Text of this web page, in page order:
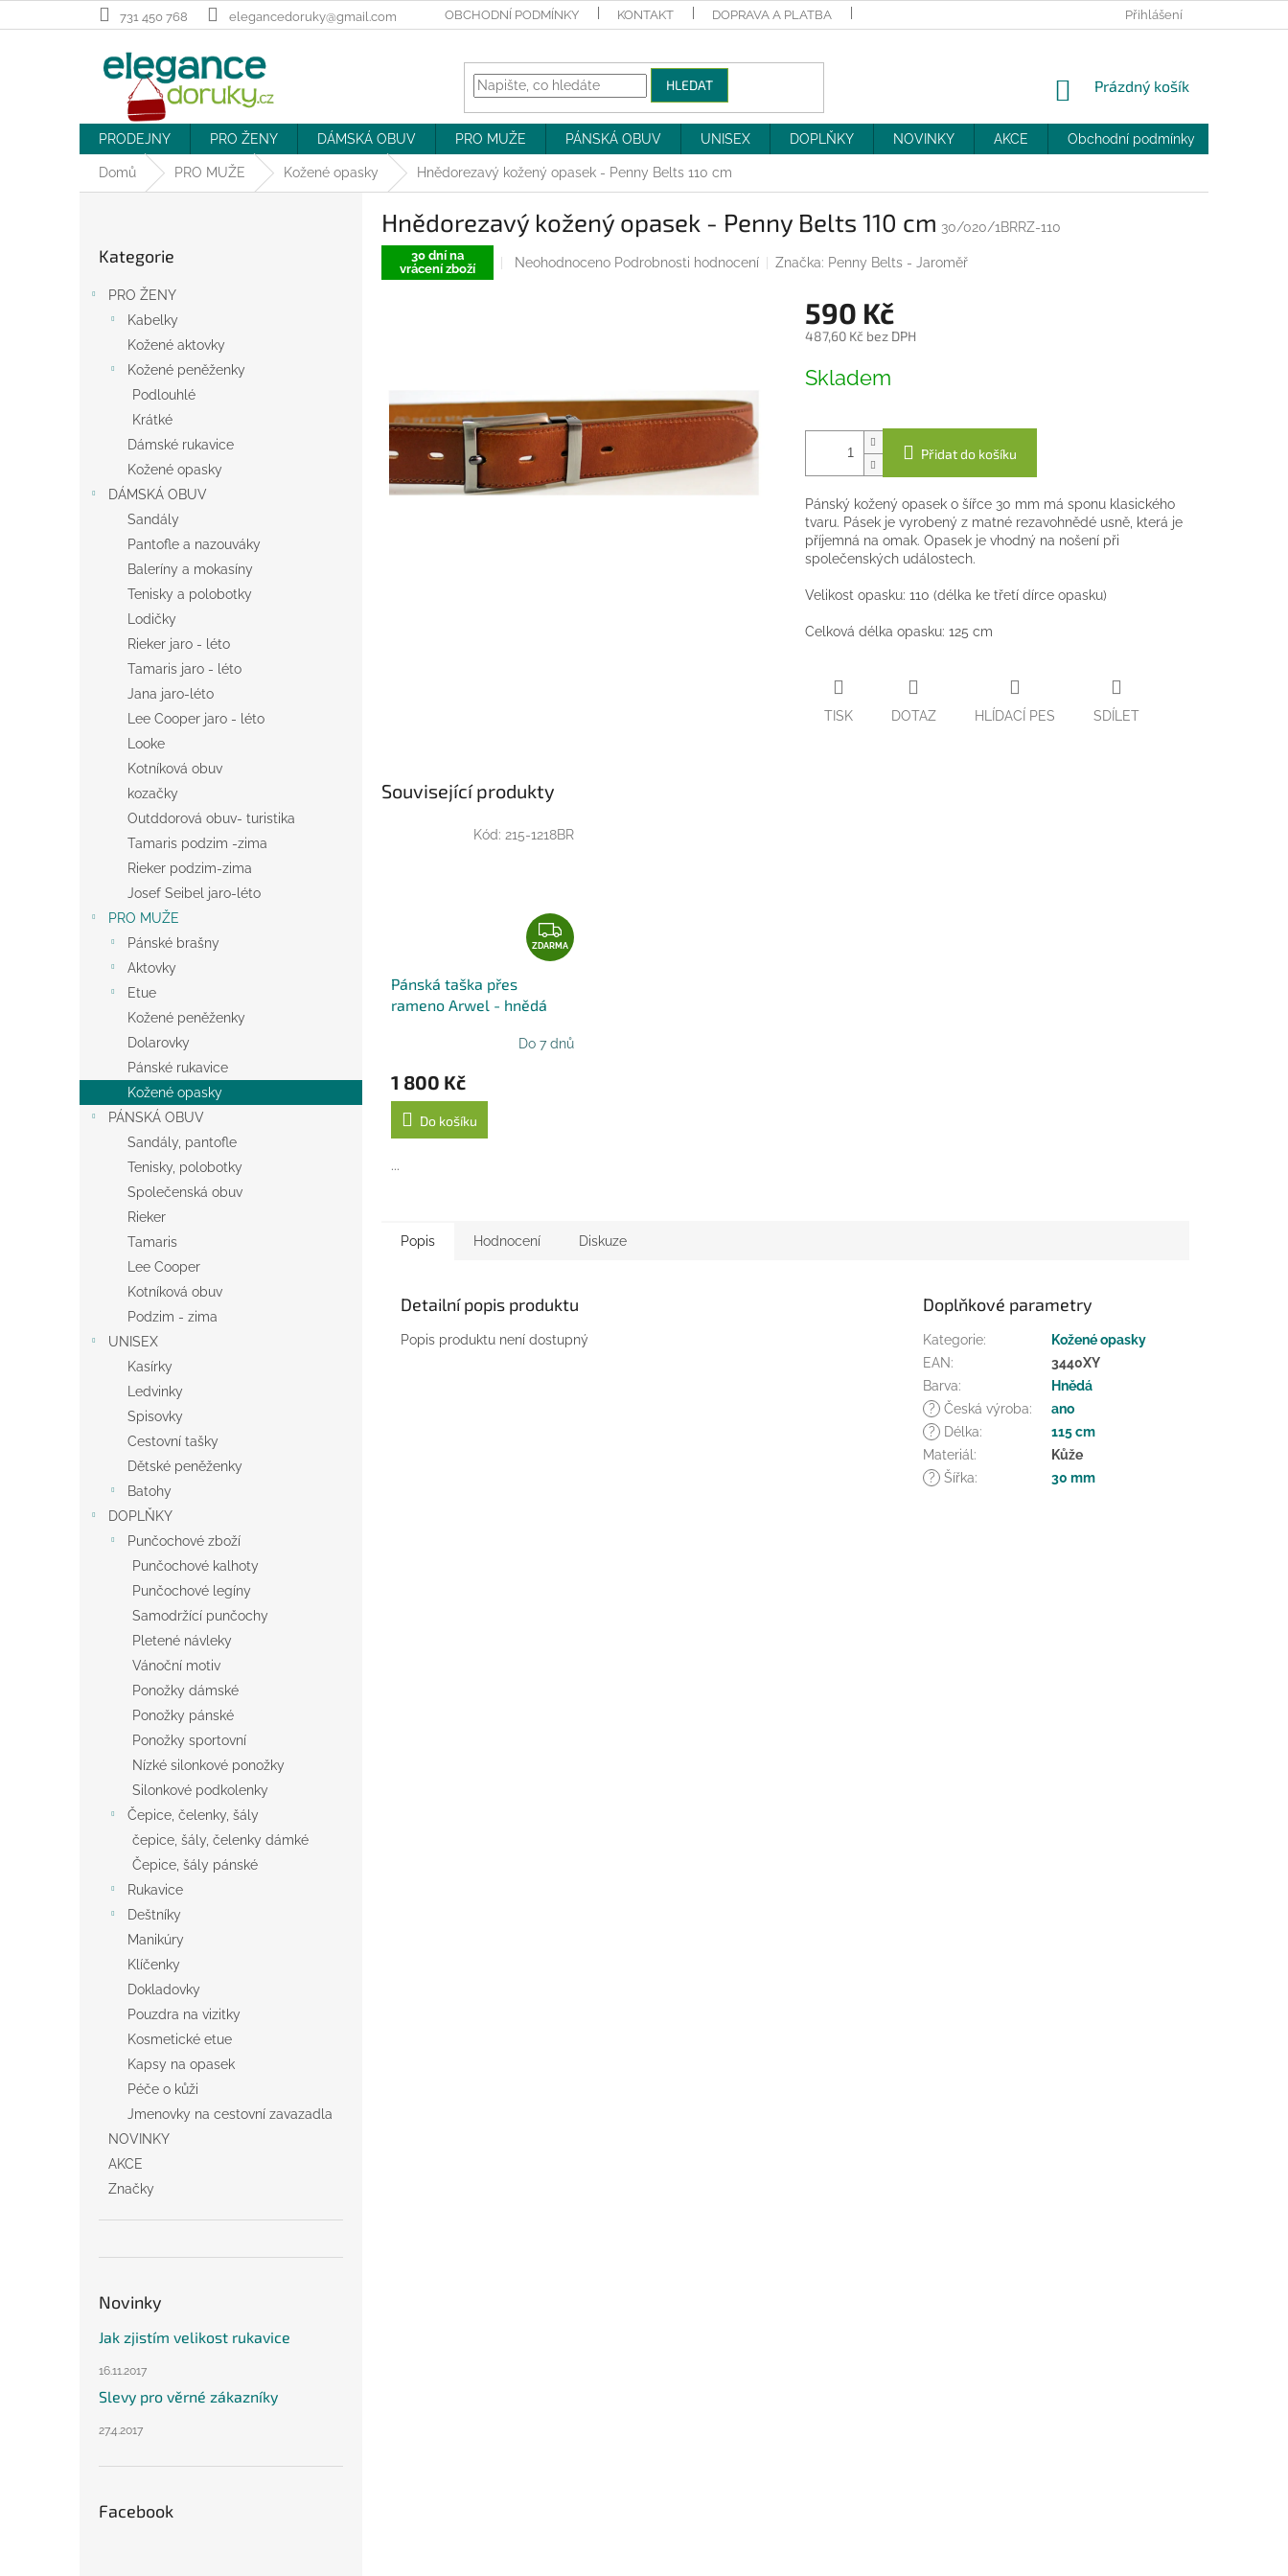
na
731 450 768 elegancedoruky@gmail.com OBCHODNÍ PODMÍNKY KONTAKT DOPRAVA A PLATBA MOJE OBJEDNÁVKA
Přihlášení
HLEDAT
NÁKUPNÍ
Prázdný košík
PRODEJNY PRO ŽENY DÁMSKÁ OBUV PRO MUŽE PÁNSKÁ OBUV UNISEX DOPLŇKY NOVINKY AKCE Obchodní podmínky
Domů PRO MUŽE Kožené opasky Hnědorezavý kožený opasek - Penny Belts 110 cm
kategorie
Kategorie
PRO ŽENY
Kabelky
Kožené aktovky
Kožené peněženky
Podlouhlé
Krátké
Dámské rukavice
Kožené opasky
DÁMSKÁ OBUV
Sandály
Pantofle a nazouváky
Baleríny a mokasíny
Tenisky a polobotky
Lodičky
Rieker jaro - léto
Tamaris jaro - léto
Jana jaro-léto
Lee Cooper jaro - léto
Looke
Kotníková obuv
kozačky
Outddorová obuv- turistika
Tamaris podzim -zima
Rieker podzim-zima
Josef Seibel jaro-léto
PRO MUŽE
Pánské brašny
Aktovky
Etue
Kožené peněženky
Dolarovky
Pánské rukavice
Kožené opasky
PÁNSKÁ OBUV
Sandály, pantofle
Tenisky, polobotky
Společenská obuv
Rieker
Tamaris
Lee Cooper
Kotníková obuv
Podzim - zima
UNISEX
Kasírky
Ledvinky
Spisovky
Cestovní tašky
Dětské peněženky
Batohy
DOPLŇKY
Punčochové zboží
Punčochové kalhoty
Punčochové legíny
Samodržící punčochy
Pletené návleky
Vánoční motiv
Ponožky dámské
Ponožky pánské
Ponožky sportovní
Nízké silonkové ponožky
Silonkové podkolenky
Čepice, čelenky, šály
čepice, šály, čelenky dámké
Čepice, šály pánské
Rukavice
Deštníky
Manikúry
Klíčenky
Dokladovky
Pouzdra na vizitky
Kosmetické etue
Kapsy na opasek
Péče o kůži
Jmenovky na cestovní zavazadla
NOVINKY
AKCE
Značky
Novinky
Jak zjistím velikost rukavice
16.11.2017
Slevy pro věrné zákazníky
27.4.2017
Facebook
Hnědorezavý kožený opasek - Penny Belts 110 cm 30/020/1BRRZ-110
30 dní na
vrácení zboží
Průměrné
Neohodnoceno Podrobnosti hodnocení Značka: Penny Belts - Jaroměř
590 Kč
487,60 Kč bez DPH
cena:
Skladem
Přidat do košíku
Pánský kožený opasek o šířce 30 mm má sponu klasického
tvaru. Pásek je vyrobený z matné rezavohnědé usně, která je
příjemná na omak. Opasek je vhodný na nošení při
společenských událostech.
Velikost opasku: 110 (délka ke třetí dírce opasku)
Celková délka opasku: 125 cm
TISK DOTAZ HLÍDACÍ PES SDÍLET
Související produkty
Z
D
A
ZDARMA
Pánská taška přes
rameno Arwel - hnědá
Do 7 dnů
1 800 Kč
Do košíku
...
Kód: 215-1218BR
Popis Hodnocení Diskuze
Detailní popis produktu
Popis produktu není dostupný
Doplňkové parametry
Kategorie:
Kožené opasky
EAN:
3440XY
Barva:
Hnědá
?
Česká výroba:
ano
?
Délka:
115 cm
Materiál :
Kůže
?
Šířka: 30 mm